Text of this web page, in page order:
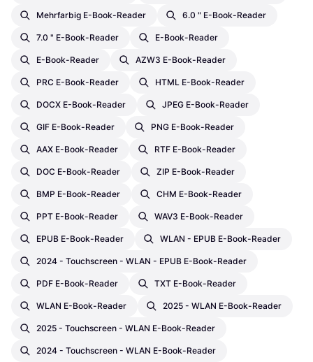
Mehrfarbig E-Book-Reader 6.0 " E-Book-Reader
7.0 " E-Book-Reader E-Book-Reader
E-Book-Reader AZW3 E-Book-Reader
PRC E-Book-Reader HTML E-Book-Reader
DOCX E-Book-Reader JPEG E-Book-Reader
GIF E-Book-Reader PNG E-Book-Reader
AAX E-Book-Reader RTF E-Book-Reader
DOC E-Book-Reader ZIP E-Book-Reader
BMP E-Book-Reader CHM E-Book-Reader
PPT E-Book-Reader WAV3 E-Book-Reader
EPUB E-Book-Reader WLAN - EPUB E-Book-Reader
2024 - Touchscreen - WLAN - EPUB E-Book-Reader
PDF E-Book-Reader TXT E-Book-Reader
WLAN E-Book-Reader 2025 - WLAN E-Book-Reader
2025 - Touchscreen - WLAN E-Book-Reader
2024 - Touchscreen - WLAN E-Book-Reader